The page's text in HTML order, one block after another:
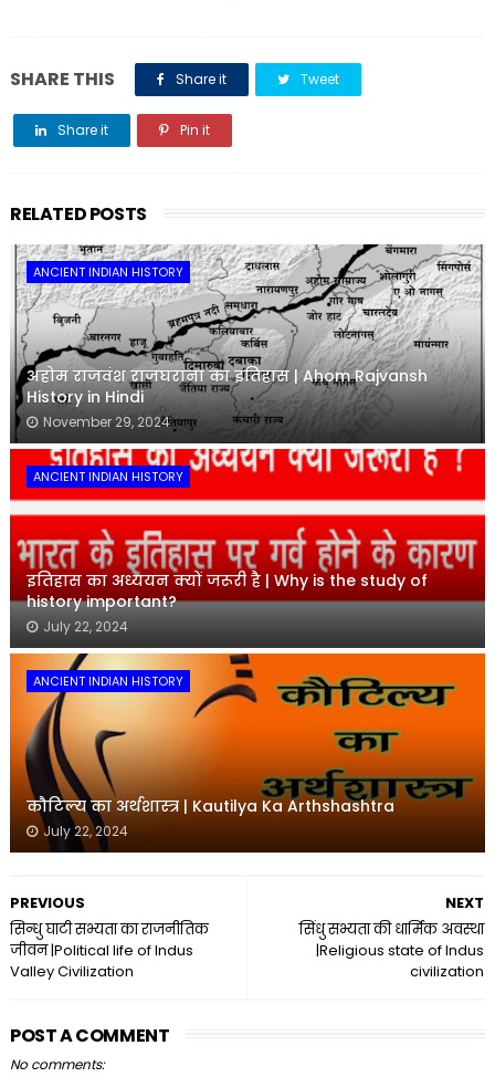
SHARE THIS Share it Tweet
Share it Pin it
RELATED POSTS
ANCIENT INDIAN HISTORY
अहोम राजवंश राजघराना का इतिहास | Ahom Rajvansh
History in Hindi
November 29, 2024
ANCIENT INDIAN HISTORY
इतिहास का अध्ययन क्यों जरूरी है | Why is the study of
history important?
July 22, 2024
ANCIENT INDIAN HISTORY
कौटिल्य का अर्थशास्त्र | Kautilya Ka Arthshashtra
July 22, 2024
NEXT
सिंधु सभ्यता की धार्मिक अवस्था
|Religious state of Indus
civilization
PREVIOUS
सिन्धु घाटी सभ्यता का राजनीतिक
जीवन |Political life of Indus
Valley Civilization
POST A COMMENT
No comments: